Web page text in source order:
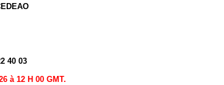
40 03
à 12 H 00 GMT.